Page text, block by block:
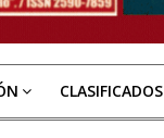
CLASIFICADOS